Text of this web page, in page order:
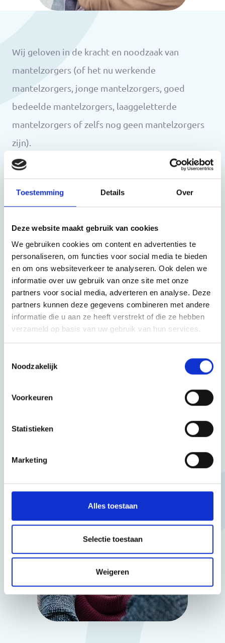
Toestemming Details Over
Deze website maakt gebruik van cookies
We gebruiken cookies om content en advertenties te
personaliseren, om functies voor social media te bieden
en om ons websiteverkeer te analyseren. Ook delen we
informatie over uw gebruik van onze site met onze
partners voor social media, adverteren en analyse. Deze
partners kunnen deze gegevens combineren met andere
informatie die u aan ze heeft verstrekt of die ze hebben
verzameld op basis van uw gebruik van hun services.
Noodzakelijk
Voorkeuren
Statistieken
Marketing
Alles toestaan
Selectie toestaan
Weigeren
Wij geloven in de kracht en noodzaak van
mantelzorgers (of het nu werkende
mantelzorgers, jonge mantelzorgers, goed
bedeelde mantelzorgers, laaggeletterde
mantelzorgers of zelfs nog geen mantelzorgers
zijn).
De afhankelijkheid en dus de druk op
groter. De bevolking van Nederland vergrijst. Per
inwoner met een langdurige ziekte, beperking of
psychische aandoening zijn er steeds minder
mantelzorgers. Daarnaast wordt professionele
zorg steeds schaarser vanwege een tekort aan
handen aan het bed. Ondersteuning van
mantelzorgers wordt dus steeds belangrijker. Wij
geloven dat bewustwording en daarmee de
Mantelzorgcentrum handelen in het belang van
borgen van de erkenning van de mantelzorger.
Dit doen wij met partners die hetzelfde doel